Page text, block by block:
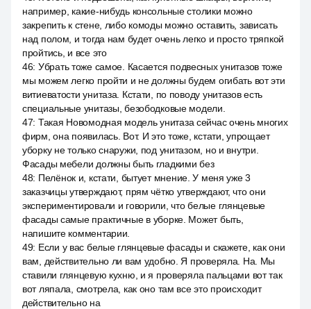
например, какие-нибудь консольные столики можно
закрепить к стене, либо комоды можно оставить, зависать
над полом, и тогда нам будет очень легко и просто тряпкой
пройтись, и все это
46: Убрать тоже самое. Касается подвесных унитазов тоже
мы можем легко пройти и не должны будем огибать вот эти
витиеватости унитаза. Кстати, по поводу унитазов есть
специальные унитазы, безободковые модели.
47: Такая Новомодная модель унитаза сейчас очень многих
фирм, она появилась. Вот. И это тоже, кстати, упрощает
уборку не только снаружи, под унитазом, но и внутри.
Фасады мебели должны быть гладкими без
48: Пелёнок и, кстати, бытует мнение. У меня уже 3
заказчицы утверждают, прям чётко утверждают, что они
экспериментировали и говорили, что белые глянцевые
фасады самые практичные в уборке. Может быть,
напишите комментарии.
49: Если у вас белые глянцевые фасады и скажете, как они
вам, действительно ли вам удобно. Я проверяла. На. Мы
ставили глянцевую кухню, и я проверяла пальцами вот так
вот ляпала, смотрела, как оно там все это происходит
действительно на